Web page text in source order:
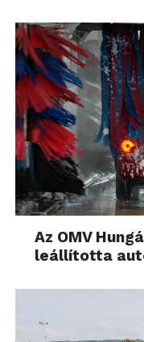
Az OMV
leállította